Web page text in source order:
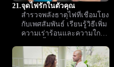
21.จุดไฟรักในตัวคุณ
สำรวจพลังธาตุไฟที่เชื่อมโยง
กับเพศสัมพันธ์ เรียนรู้วิธีเพิ่ม
ความเร่าร้อนและความใกล้
ประสบการณ์รักให้ลึกซึ้งยิ่ง
ขึ้น